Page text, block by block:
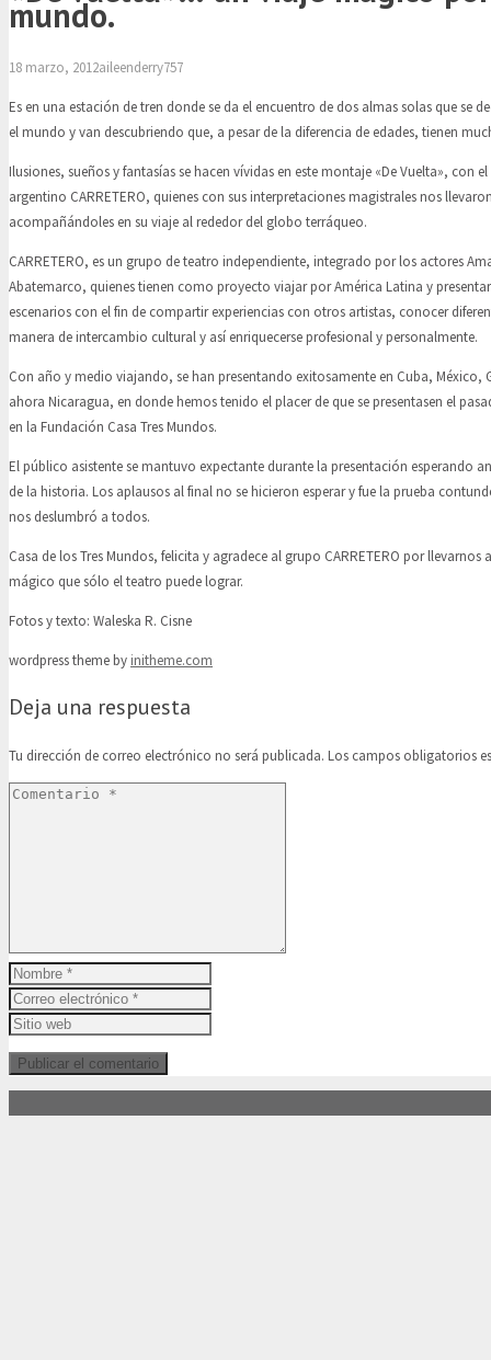
mundo.
18 marzo, 2012aileenderry757
Es en una estación de tren donde se da el encuentro de dos almas solas que se
el mundo y van descubriendo que, a pesar de la diferencia de edades, tienen
Ilusiones, sueños y fantasías se hacen vívidas en este montaje «De Vuelta», con
argentino CARRETERO, quienes con sus interpretaciones magistrales nos
acompañándoles en su viaje al rededor del globo terráqueo.
CARRETERO, es un grupo de teatro independiente, integrado por los actores
Abatemarco, quienes tienen como proyecto viajar por América Latina y
escenarios con el fin de compartir experiencias con otros artistas, conocer
manera de intercambio cultural y así enriquecerse profesional y personalmente.
Con año y medio viajando, se han presentando exitosamente en Cuba, México,
ahora Nicaragua, en donde hemos tenido el placer de que se presentasen el
en la Fundación Casa Tres Mundos.
El público asistente se mantuvo expectante durante la presentación esperando
de la historia. Los aplausos al final no se hicieron esperar y fue la prueba
nos deslumbró a todos.
Casa de los Tres Mundos, felicita y agradece al grupo CARRETERO por llevarnos
mágico que sólo el teatro puede lograr.
Fotos y texto: Waleska R. Cisne
wordpress theme by initheme.com
Deja una respuesta
Tu dirección de correo electrónico no será publicada. Los campos obligatorios